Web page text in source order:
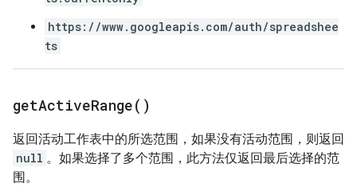
https://www.googleapis.com/auth/spreadshee
ts
getActiveRange( )
返回活动工作表中的所选范围，如果没有活动范围，则返回
null 。如果选择了多个范围，此方法仅返回最后选择的范
围。